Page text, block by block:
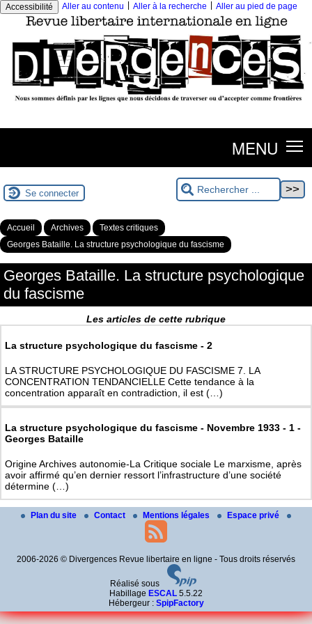
Accessibilité Aller au contenu Aller à la recherche Aller au pied de page
MENU
Se connecter
Accueil Archives
Textes critiques
Georges Bataille. La structure psychologique du fascisme
Georges Bataille. La structure psychologique
du fascisme
Les articles de cette rubrique
La structure psychologique du fascisme - 2
LA STRUCTURE PSYCHOLOGIQUE DU FASCISME 7. LA
CONCENTRATION TENDANCIELLE Cette tendance à la
concentration apparaît en contradiction, il est (…)
La structure psychologique du fascisme - Novembre 1933 - 1 -
Georges Bataille
Origine Archives autonomie-La Critique sociale Le marxisme, après
avoir affirmé qu’en dernier ressort l’infrastructure d’une société
détermine (…)
Plan du site Contact Mentions légales Espace privé
2006-2026 © Divergences Revue libertaire en ligne - Tous droits réservés
Réalisé sous
Habillage ESCAL 5.5.22
Hébergeur : SpipFactory